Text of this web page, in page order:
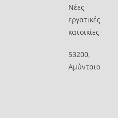
Νέες
εργατικές
κατοικίες
53200,
Αμύνταιο